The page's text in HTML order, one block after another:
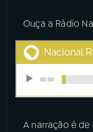
Ouça a Rádio
A narração é de